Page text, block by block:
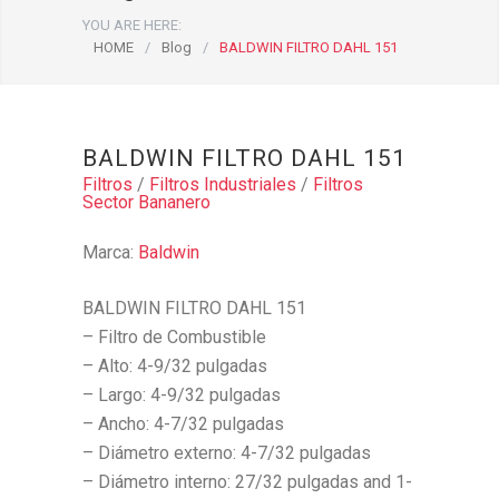
YOU ARE HERE:
HOME
/ Blog / BALDWIN FILTRO DAHL 151
BALDWIN FILTRO DAHL 151
Filtros / Filtros Industriales / Filtros
Sector Bananero
Marca: Baldwin
BALDWIN FILTRO DAHL 151
– Filtro de Combustible
– Alto: 4-9/32 pulgadas
– Largo: 4-9/32 pulgadas
– Ancho: 4-7/32 pulgadas
– Diámetro externo: 4-7/32 pulgadas
– Diámetro interno: 27/32 pulgadas and 1-